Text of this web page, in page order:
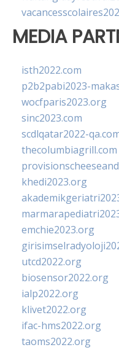
MEDIA
isth2022.com
p2b2pabi2023-
wocfparis2023.org
sinc2023.com
scdlqatar2022-
thecolumbiagrill.com
khedi2023.org
emchie2023.org
utcd2022.org
biosensor2022.org
ialp2022.org
klivet2022.org
ifac-hms2022.org
taoms2022.org